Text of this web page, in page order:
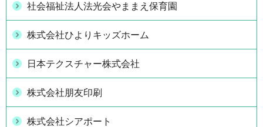
社会福祉法人法光会やままえ保育園
株式会社ひよりキッズホーム
日本テクスチャー株式会社
株式会社朋友印刷
株式会社シアポート